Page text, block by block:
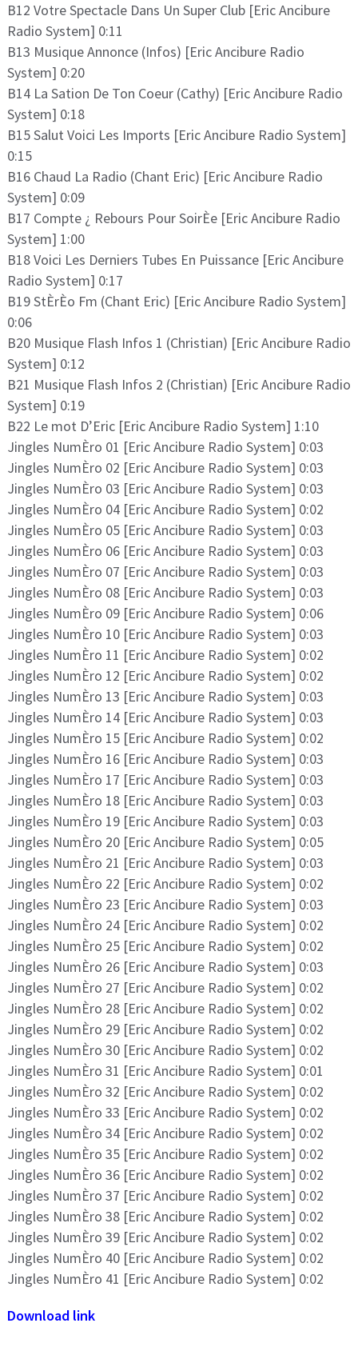
B12 Votre Spectacle Dans Un Super Club [Eric Ancibure
Radio System] 0:11
B13 Musique Annonce (Infos) [Eric Ancibure Radio
System] 0:20
B14 La Sation De Ton Coeur (Cathy) [Eric Ancibure Radio
System] 0:18
B15 Salut Voici Les Imports [Eric Ancibure Radio System]
0:15
B16 Chaud La Radio (Chant Eric) [Eric Ancibure Radio
System] 0:09
B17 Compte ¿ Rebours Pour SoirÈe [Eric Ancibure Radio
System] 1:00
B18 Voici Les Derniers Tubes En Puissance [Eric Ancibure
Radio System] 0:17
B19 StÈrÈo Fm (Chant Eric) [Eric Ancibure Radio System]
0:06
B20 Musique Flash Infos 1 (Christian) [Eric Ancibure Radio
System] 0:12
B21 Musique Flash Infos 2 (Christian) [Eric Ancibure Radio
System] 0:19
B22 Le mot D’Eric [Eric Ancibure Radio System] 1:10
Jingles NumÈro 01 [Eric Ancibure Radio System] 0:03
Jingles NumÈro 02 [Eric Ancibure Radio System] 0:03
Jingles NumÈro 03 [Eric Ancibure Radio System] 0:03
Jingles NumÈro 04 [Eric Ancibure Radio System] 0:02
Jingles NumÈro 05 [Eric Ancibure Radio System] 0:03
Jingles NumÈro 06 [Eric Ancibure Radio System] 0:03
Jingles NumÈro 07 [Eric Ancibure Radio System] 0:03
Jingles NumÈro 08 [Eric Ancibure Radio System] 0:03
Jingles NumÈro 09 [Eric Ancibure Radio System] 0:06
Jingles NumÈro 10 [Eric Ancibure Radio System] 0:03
Jingles NumÈro 11 [Eric Ancibure Radio System] 0:02
Jingles NumÈro 12 [Eric Ancibure Radio System] 0:02
Jingles NumÈro 13 [Eric Ancibure Radio System] 0:03
Jingles NumÈro 14 [Eric Ancibure Radio System] 0:03
Jingles NumÈro 15 [Eric Ancibure Radio System] 0:02
Jingles NumÈro 16 [Eric Ancibure Radio System] 0:03
Jingles NumÈro 17 [Eric Ancibure Radio System] 0:03
Jingles NumÈro 18 [Eric Ancibure Radio System] 0:03
Jingles NumÈro 19 [Eric Ancibure Radio System] 0:03
Jingles NumÈro 20 [Eric Ancibure Radio System] 0:05
Jingles NumÈro 21 [Eric Ancibure Radio System] 0:03
Jingles NumÈro 22 [Eric Ancibure Radio System] 0:02
Jingles NumÈro 23 [Eric Ancibure Radio System] 0:03
Jingles NumÈro 24 [Eric Ancibure Radio System] 0:02
Jingles NumÈro 25 [Eric Ancibure Radio System] 0:02
Jingles NumÈro 26 [Eric Ancibure Radio System] 0:03
Jingles NumÈro 27 [Eric Ancibure Radio System] 0:02
Jingles NumÈro 28 [Eric Ancibure Radio System] 0:02
Jingles NumÈro 29 [Eric Ancibure Radio System] 0:02
Jingles NumÈro 30 [Eric Ancibure Radio System] 0:02
Jingles NumÈro 31 [Eric Ancibure Radio System] 0:01
Jingles NumÈro 32 [Eric Ancibure Radio System] 0:02
Jingles NumÈro 33 [Eric Ancibure Radio System] 0:02
Jingles NumÈro 34 [Eric Ancibure Radio System] 0:02
Jingles NumÈro 35 [Eric Ancibure Radio System] 0:02
Jingles NumÈro 36 [Eric Ancibure Radio System] 0:02
Jingles NumÈro 37 [Eric Ancibure Radio System] 0:02
Jingles NumÈro 38 [Eric Ancibure Radio System] 0:02
Jingles NumÈro 39 [Eric Ancibure Radio System] 0:02
Jingles NumÈro 40 [Eric Ancibure Radio System] 0:02
Jingles NumÈro 41 [Eric Ancibure Radio System] 0:02
Download link